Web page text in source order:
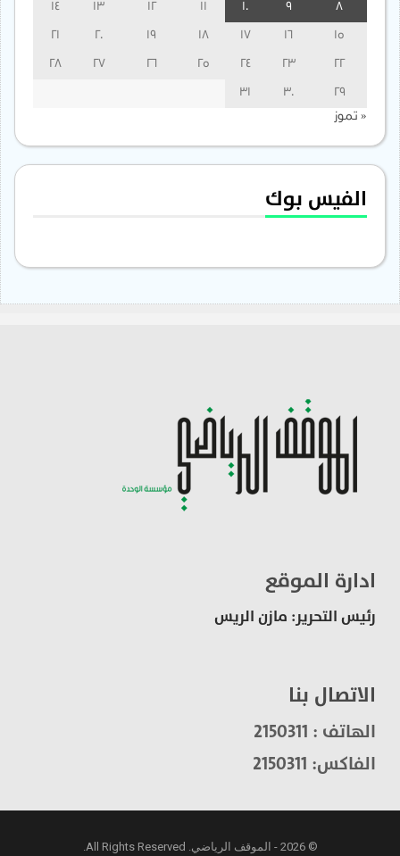
13
14
15
16
17
18
19
20
21
22
23
24
25
26
27
28
29
30
31
« تموز
الفيس بوك
ادارة الموقع
رئيس التحرير: مازن الريس
الاتصال بنا
الهاتف : 2150311
الفاكس: 2150311
© 2026 - الموقف الرياضي. All Rights Reserved.